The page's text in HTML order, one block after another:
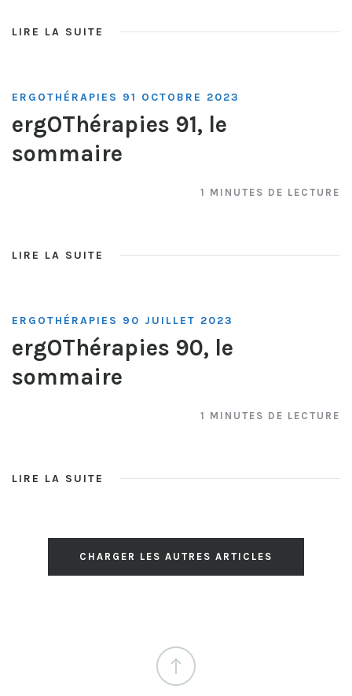
LIRE LA SUITE
ERGOTHÉRAPIES 91 OCTOBRE 2023
ergOThérapies 91, le
sommaire
1 MINUTES DE LECTURE
LIRE LA SUITE
ERGOTHÉRAPIES 90 JUILLET 2023
ergOThérapies 90, le
sommaire
1 MINUTES DE LECTURE
LIRE LA SUITE
CHARGER LES AUTRES ARTICLES